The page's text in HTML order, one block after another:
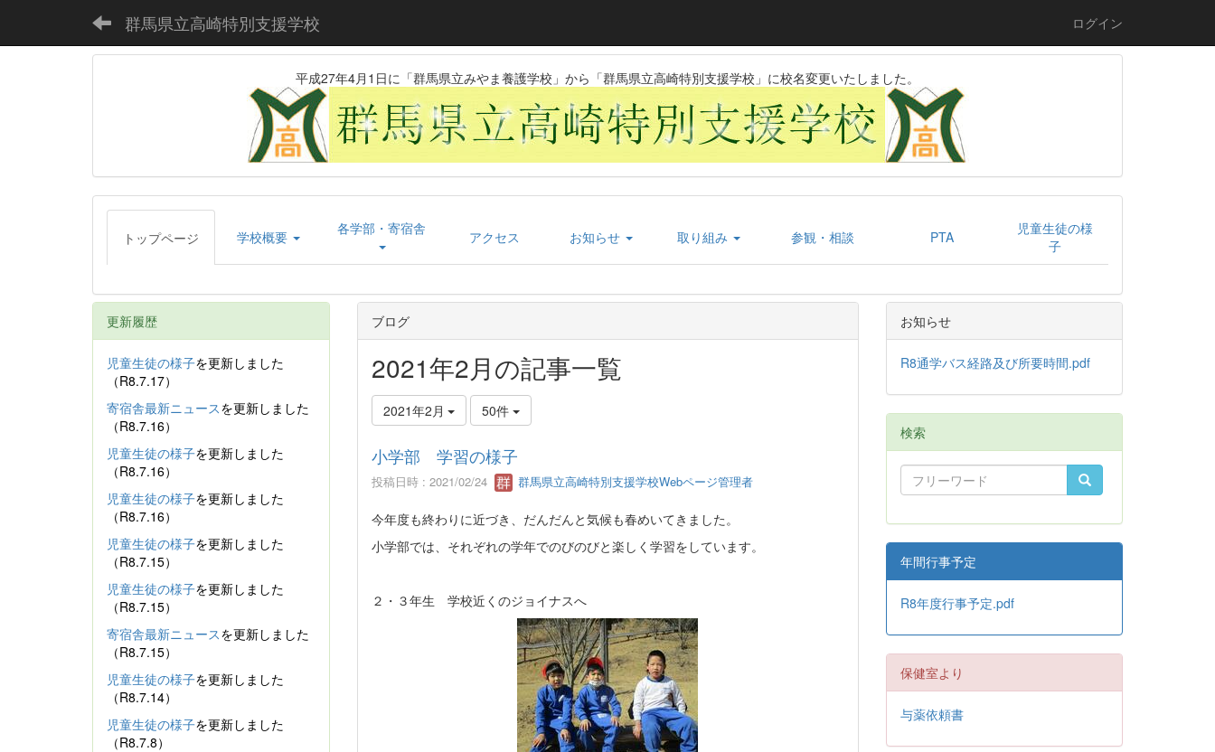
群馬県立高崎特別支援学校 ログイン
平成27年4月1日に「群馬県立みやま養護学校」から「群馬県立高崎特別支援学校」に校名変更いたしました。
トップページ 学校概要 各学部・寄宿舎 アクセス お知らせ 取り組み 参観・相談 PTA
児童生徒の様
子
ブログ
2021年2月の記事一覧
2021年2月 50件
小学部 学習の様子
投稿日時 : 2021/02/24 群馬県立高崎特別支援学校Webページ管理者
今年度も終わりに近づき、だんだんと気候も春めいてきました。
小学部では、それぞれの学年でのびのびと楽しく学習をしています。
２・３年生 学校近くのジョイナスへ
更新履歴
児童生徒の様子を更新しました
（R8.7.17）
寄宿舎最新ニュースを更新しました
（R8.7.16）
児童生徒の様子を更新しました
（R8.7.16）
児童生徒の様子を更新しました
（R8.7.16）
児童生徒の様子を更新しました
（R8.7.15）
児童生徒の様子を更新しました
（R8.7.15）
寄宿舎最新ニュースを更新しました
（R8.7.15）
児童生徒の様子を更新しました
（R8.7.14）
児童生徒の様子を更新しました
（R8.7.8）
お知らせ
R8通学バス経路及び所要時間.pdf
検索
年間行事予定
R8年度行事予定.pdf
保健室より
与薬依頼書